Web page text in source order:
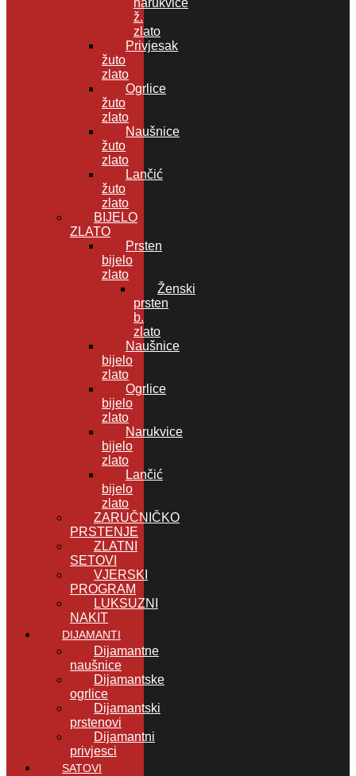
ž.
zlato
Privjesak
žuto
zlato
Ogrlice
žuto
zlato
Naušnice
žuto
zlato
Lančić
žuto
zlato
BIJELO
ZLATO
Prsten
bijelo
zlato
Ženski
prsten
b.
zlato
Naušnice
bijelo
zlato
Ogrlice
bijelo
zlato
Narukvice
bijelo
zlato
Lančić
bijelo
zlato
ZARUČNIČKO
PRSTENJE
ZLATNI
SETOVI
VJERSKI
PROGRAM
LUKSUZNI
NAKIT
DIJAMANTI
Dijamantne
naušnice
Dijamantske
ogrlice
Dijamantski
prstenovi
Dijamantni
privjesci
SATOVI